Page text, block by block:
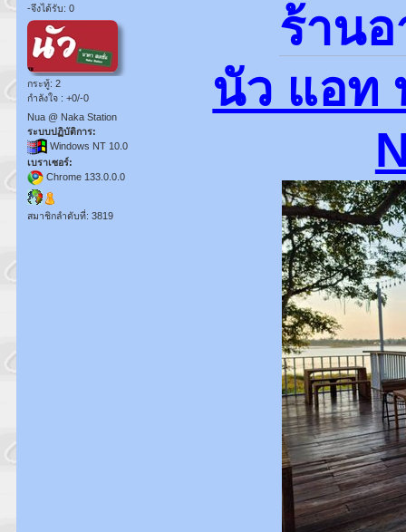
-จึงได้รับ: 0
กระทู้: 2
กำลังใจ : +0/-0
Nua @ Naka Station
ระบบปฏิบัติการ:
Windows NT 10.0
เบราเซอร์:
Chrome 133.0.0.0
สมาชิกลำดับที่: 3819
ร้าน
นัว แอท